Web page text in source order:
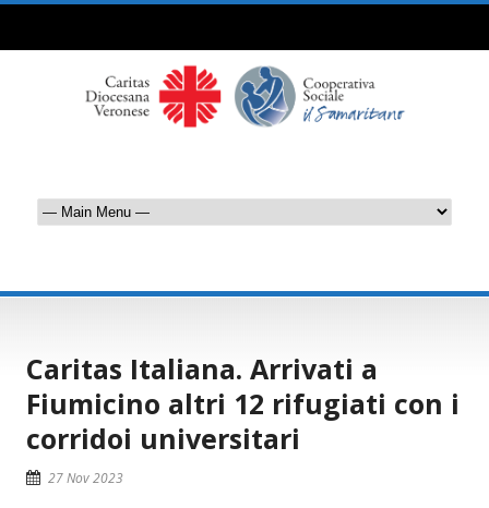
Caritas Italiana. Arrivati a
Fiumicino altri 12 rifugiati con i
corridoi universitari
27 Nov 2023